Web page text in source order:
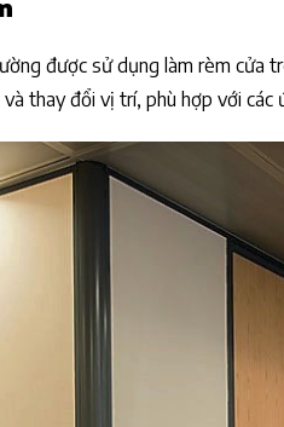
được sử dụng làm rèm cửa
thay đổi vị trí, phù hợp với